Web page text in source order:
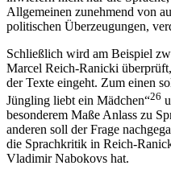
Allgemeinen zunehmend von
politischen Überzeugungen,
Schließlich wird am Beispiel
Marcel Reich-Ranicki
der Texte eingeht. Zum einen
Jüngling liebt ein Mädchen“26
besonderem Maße Anlass zu
anderen soll der Frage
die Sprachkritik in Reich-
Vladimir Nabokovs hat.